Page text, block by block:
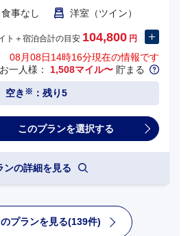
食事なし 洋室（ツイン）
ト＋宿泊合計の目安 104,800 円
08月08日14時16分現在の情報です
一人様： 1,508マイル〜 貯まる
空き ※ ：残り5
ンの詳細を見る
プランを見る(139件)